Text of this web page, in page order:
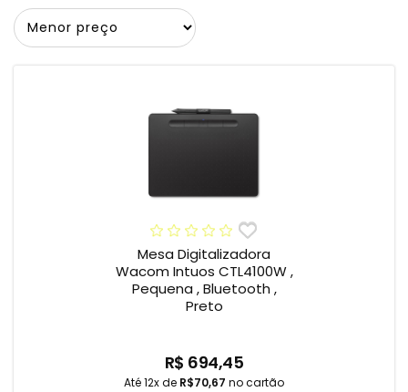
Mesa Digitalizadora
Wacom Intuos CTL4100W ,
Pequena , Bluetooth ,
Preto
R$ 694,45
Até 12x de R$70,67 no cartão